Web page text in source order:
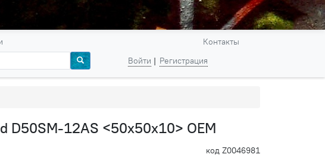
Контакты
Войти
Регистрация
D50SM-12AS <50х50х10> OEM
код Z0046981